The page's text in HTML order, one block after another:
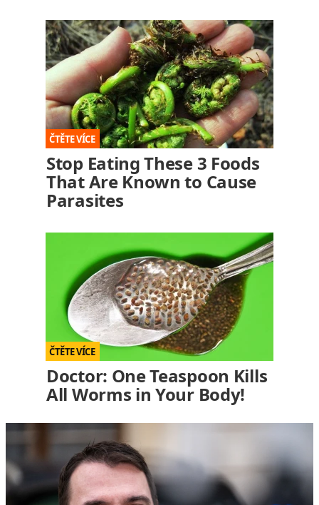
Stop Eating These 3 Foods
That Are Known to Cause
Parasites
Doctor: One Teaspoon Kills
All Worms in Your Body!